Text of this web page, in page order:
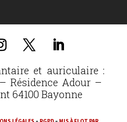
et auriculaire :
Résidence Adour –
64100 Bayonne